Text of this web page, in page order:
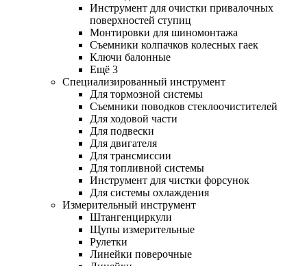
Инструмент для очистки привалочных
поверхностей ступиц
Монтировки для шиномонтажа
Съемники колпачков колесных гаек
Ключи балонные
Ещё 3
Специализированный инструмент
Для тормозной системы
Съемники поводков стеклоочистителей
Для ходовой части
Для подвески
Для двигателя
Для трансмиссии
Для топливной системы
Инструмент для чистки форсунок
Для системы охлаждения
Измерительный инструмент
Штангенциркули
Щупы измерительные
Рулетки
Линейки поверочные